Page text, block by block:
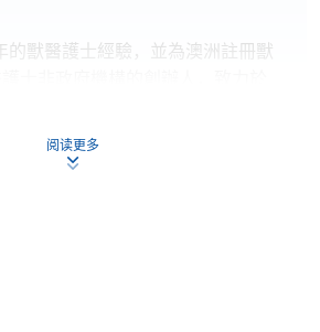
證書 (單元：寵物犬日常護理必備
的獸醫護士經驗，並為澳洲註冊獸
提供獸醫助理、寵物護理及急救
識，深入獸醫護理領域，每日持
阅读更多